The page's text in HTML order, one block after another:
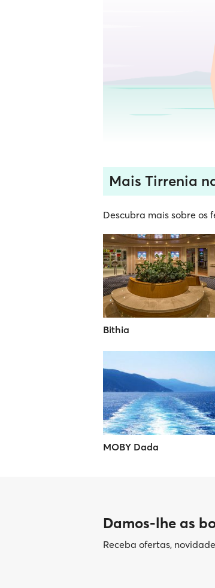
Mais Tirrenia
Descubra mais sobre os
Bithia
MOBY Dada
Damos-lhe as
Receba ofertas,